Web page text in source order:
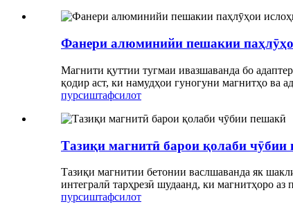
Фанери алюминийи пешакии
Магнити қуттии тугмаи ивазшаванда бо
қодир аст, ки намудҳои гуногуни магнитҳо ва
пурсиштафсилот
Тазиқи магнитӣ барои қолаби чӯбии
Тазиқи магнитии бетонии васлшаванда як
интегралӣ тарҳрезӣ шудаанд, ки магнитҳоро
пурсиштафсилот